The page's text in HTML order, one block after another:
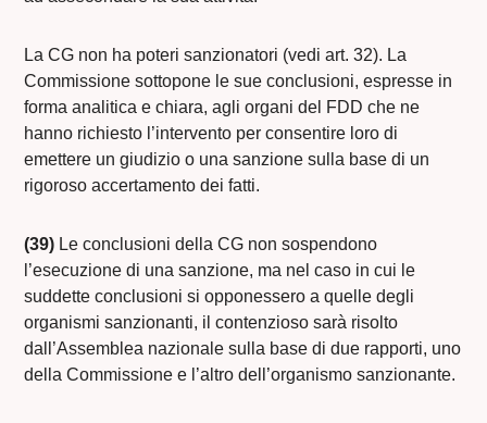
La CG non ha poteri sanzionatori (vedi art. 32). La
Commissione sottopone le sue conclusioni, espresse in
forma analitica e chiara, agli organi del FDD che ne
hanno richiesto l’intervento per consentire loro di
emettere un giudizio o una sanzione sulla base di un
rigoroso accertamento dei fatti.
(39) Le conclusioni della CG non sospendono
l’esecuzione di una sanzione, ma nel caso in cui le
suddette conclusioni si opponessero a quelle degli
organismi sanzionanti, il contenzioso sarà risolto
dall’Assemblea nazionale sulla base di due rapporti, uno
della Commissione e l’altro dell’organismo sanzionante.